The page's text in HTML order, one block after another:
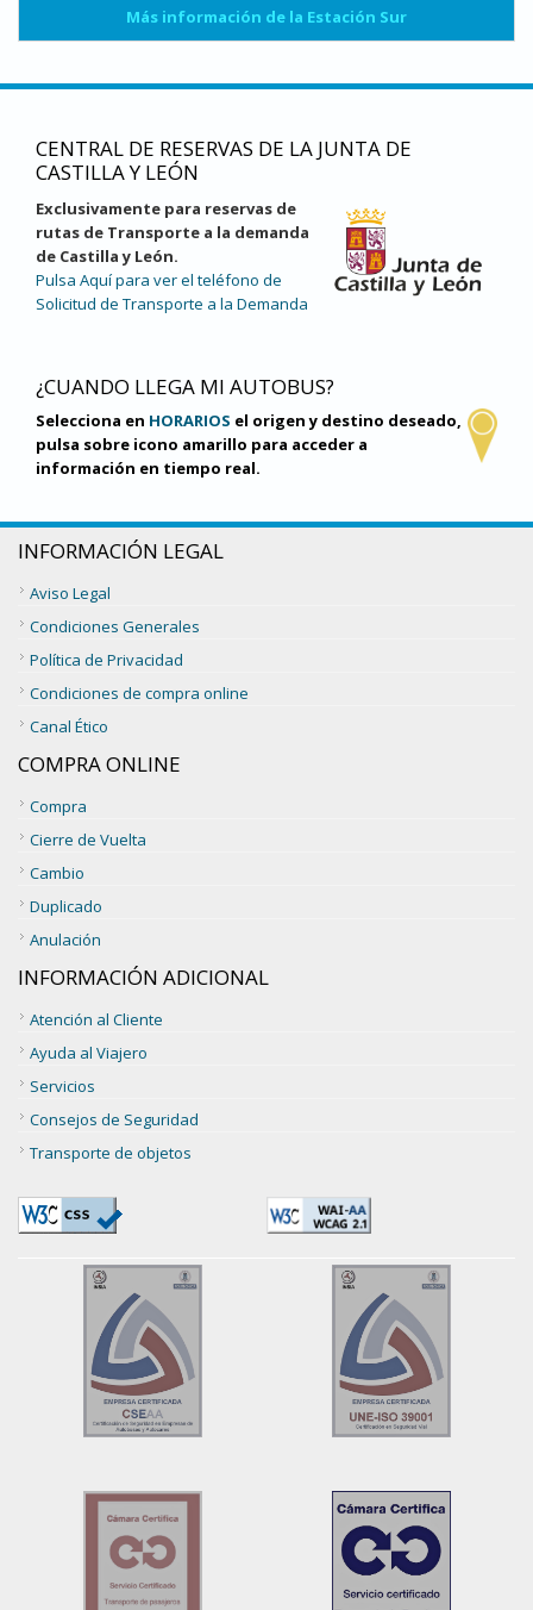
Más información de la Estación Sur
CENTRAL DE RESERVAS DE LA JUNTA DE
CASTILLA Y LEÓN
Exclusivamente para reservas de
rutas de Transporte a la demanda
de Castilla y León.
Pulsa Aquí para ver el teléfono de
Solicitud de Transporte a la Demanda
¿CUANDO LLEGA MI AUTOBUS?
Selecciona en HORARIOS el origen y destino deseado,
pulsa sobre icono amarillo para acceder a
información en tiempo real.
INFORMACIÓN LEGAL
Aviso Legal
Condiciones Generales
Política de Privacidad
Condiciones de compra online
Canal Ético
COMPRA ONLINE
Compra
Cierre de Vuelta
Cambio
Duplicado
Anulación
INFORMACIÓN ADICIONAL
Atención al Cliente
Ayuda al Viajero
Servicios
Consejos de Seguridad
Transporte de objetos